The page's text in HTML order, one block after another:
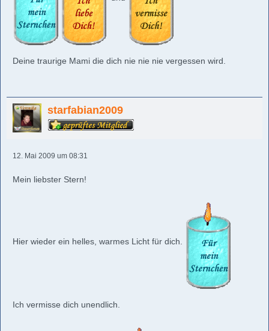
Deine traurige Mami die dich nie nie nie vergessen wird.
starfabian2009
12. Mai 2009 um 08:31
Mein liebster Stern!
Hier wieder ein helles, warmes Licht für dich.
Ich vermisse dich unendlich.